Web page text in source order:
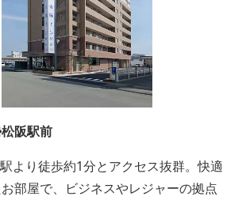
阪駅前
より徒歩約1分とアクセス抜群。快適
部屋で、ビジネスやレジャーの拠点